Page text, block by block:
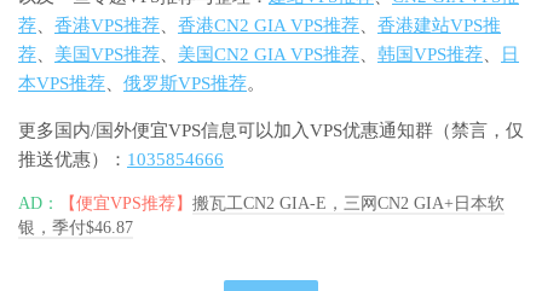
荐、 香港VPS推荐、 香港CN2 GIA VPS推荐、 香港建站VPS推
荐、 美国VPS推荐、 美国CN2 GIA VPS推荐、 韩国VPS推荐、
日
本VPS推荐、 俄罗斯VPS推荐。
更多国内/国外便宜VPS信息可以加入VPS优惠通知群（禁言，仅
推送优惠）： 1035854666
AD： 【便宜VPS推荐】 搬瓦工CN2 GIA-E，三网CN2 GIA+日本软
银，季付$46.87